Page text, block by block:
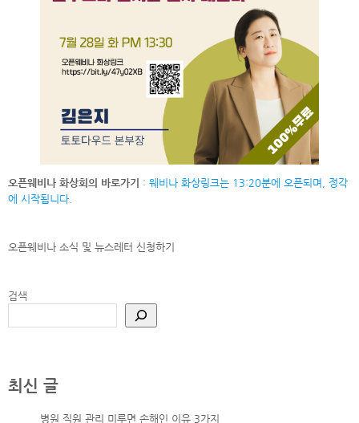
오픈웨비나 화상회의 바로가기
: 웨비나 화상링크는 13:20분에 오픈되며, 정각
에 시작됩니다.
오픈웨비나 소식 및 뉴스레터 신청하기
검색
최신 글
병원 직원 관리 미루면 손해인 이유 3가지